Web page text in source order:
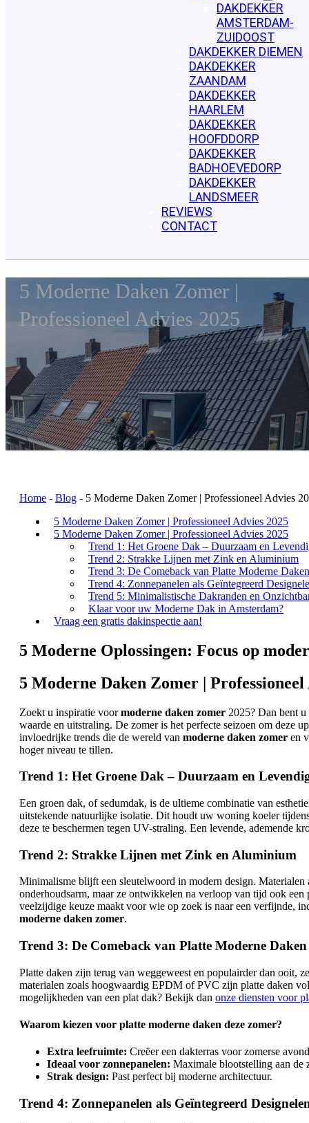
DAKDEKKER
AMSTERDAM-
ZUIDOOST
DAKDEKKER DIEMEN
DAKDEKKER
ZAANDAM
DAKDEKKER
HAARLEM
DAKDEKKER
HOOFDDORP
DAKDEKKER
BADHOEVEDORP
DAKDEKKER
LANDSMEER
REVIEWS
CONTACT
5 Moderne Daken Zomer |
Professioneel Advies 2025
Home - Blog - 5 Moderne Daken Zomer | Professioneel Advies
5 Moderne Daken Zomer | Professioneel Advies 2025
5 Moderne Daken Zomer | Professioneel Advies 2025
Trend 1: Het Groene Dak – Duurzaam en
Trend 2: Strakke Lijnen met Zink en Aluminium
Trend 3: De Comeback van Platte Moderne
Trend 4: Zonnepanelen als Geïntegreerd
Trend 5: Minimalistische Dakranden en
Klaar voor uw Moderne Dak in Amsterdam?
Vraag een gratis dakinspectie aan!
5 Moderne Oplossingen: Focus op
5 Moderne Daken Zomer | Professioneel
Zoekt u inspiratie voormoderne daken zomer 2025? Dan bent
waarde en uitstraling. De zomer is het perfecte seizoen om deze
invloedrijke trends die de wereld van moderne daken zomer en
hoger niveau te tillen.
Trend 1: Het Groene Dak – Duurzaam en
Een groen dak, of sedumdak, is de ultieme combinatie van
uitstekende natuurlijke isolatie. Dit houdt uw woning koeler
deze te beschermen tegen UV-straling. Een levende, ademende
Trend 2: Strakke Lijnen met Zink en Aluminium
Minimalisme blijft een sleutelwoord in modern design.
onderhoudsarm, maar ze ontwikkelen na verloop van tijd ook
veelzijdige keuze maakt voor wie op zoek is naar een verfijnde,
moderne daken zomer.
Trend 3: De Comeback van Platte Moderne
Platte daken zijn terug van weggeweest en populairder dan ooit,
materialen zoals hoogwaardig EPDM of PVC zijn platte daken
mogelijkheden van een plat dak? Bekijk dan onze diensten voor
Waarom kiezen voor platte moderne daken deze zomer?
Extra leefruimte: Creëer een dakterras voor zomerse
Ideaal voor zonnepanelen: Maximale blootstelling aan de
Strak design: Past perfect bij moderne architectuur.
Trend 4: Zonnepanelen als Geïntegreerd